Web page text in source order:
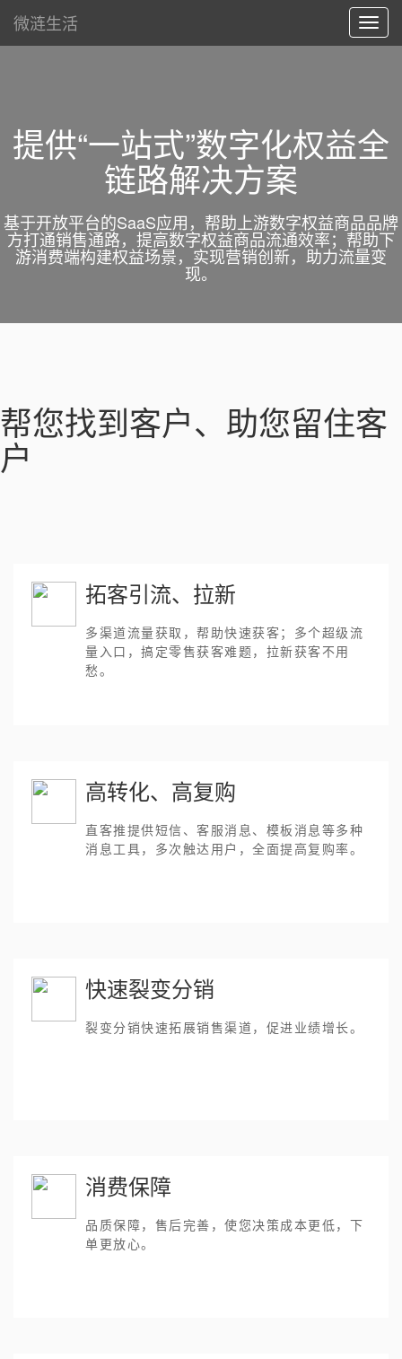
微涟生活
提供“一站式”数字化权益全
链路解决方案
基于开放平台的SaaS应用，帮助上游数字权益商品品牌
方打通销售通路，提高数字权益商品流通效率；帮助下
游消费端构建权益场景，实现营销创新，助力流量变
现。
帮您找到客户、助您留住客
户
拓客引流、拉新
多渠道流量获取，帮助快速获客；多个超级流
量入口，搞定零售获客难题，拉新获客不用
愁。
高转化、高复购
直客推提供短信、客服消息、模板消息等多种
消息工具，多次触达用户，全面提高复购率。
快速裂变分销
裂变分销快速拓展销售渠道，促进业绩增长。
消费保障
品质保障，售后完善，使您决策成本更低，下
单更放心。